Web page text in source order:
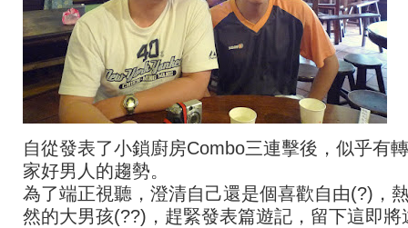
自從發表了小鎖廚房Combo三連擊後，似乎有
家好男人的趨勢。
為了端正視聽，澄清自己還是個喜歡自由(?)，
然的大男孩(??)，趕緊發表篇遊記，留下這即將